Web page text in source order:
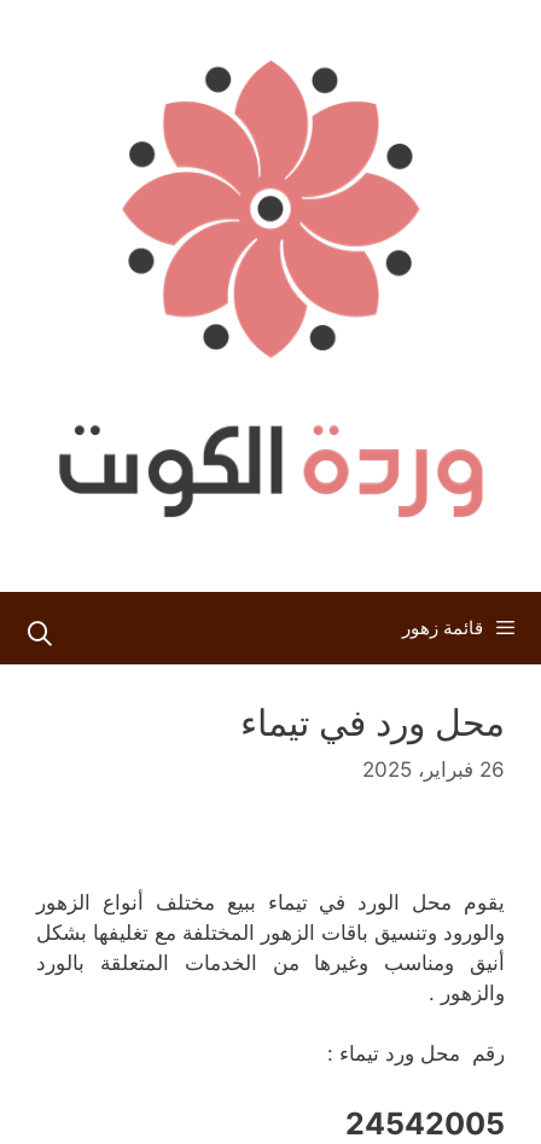
قائمة زهور
محل ورد في تيماء
26 فبراير، 2025
يقوم محل الورد في تيماء ببيع مختلف أنواع الزهور
والورود وتنسيق باقات الزهور المختلفة مع تغليفها بشكل
أنيق ومناسب وغيرها من الخدمات المتعلقة بالورد
والزهور .
رقم محل ورد تيماء :
24542005